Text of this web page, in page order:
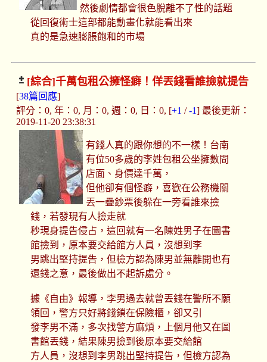
然後劇情都會很色脫離不了性的話題
從回復術士這部都能動畫化就能看出來
真的是急速膨脹飽和的市場
[綜合]千萬包租公擁怪癖！佯丟錢看誰撿就提告
[38篇回應]
評分：0, 年：0, 月：0, 週：0, 日：0, [+1 /-1] 最後更新：
2019-11-20 23:38:31
有錢人真的跟你想的不一樣！台南
有位50多歲的李姓包租公坐擁數間
店面、身價達千萬，
但他卻有個怪癖，喜歡在公務機關
丟一疊鈔票後躲在一旁看誰來撿
錢，若發現有人撿走就
秒現身提告侵占，這回就有一名陳姓男子在圖書
館撿到，原本要交給館方人員，沒想到李
男跳出堅持提告，但檢方認為陳男並無離開也有
還錢之意，最後做出不起訴處分。
據《自由》報導，李男過去就曾丟錢在警所不願
領回，警方只好將錢鎖在保險櫃，卻又引
發李男不滿，多次找警方麻煩，上個月他又在圖
書館丟錢，結果陳男撿到後原本要交給館
方人員，沒想到李男跳出堅持提告，但檢方認為